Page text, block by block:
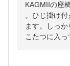
KAGMIIの座
。ひじ掛け
ます。しっ
こたつに入っ